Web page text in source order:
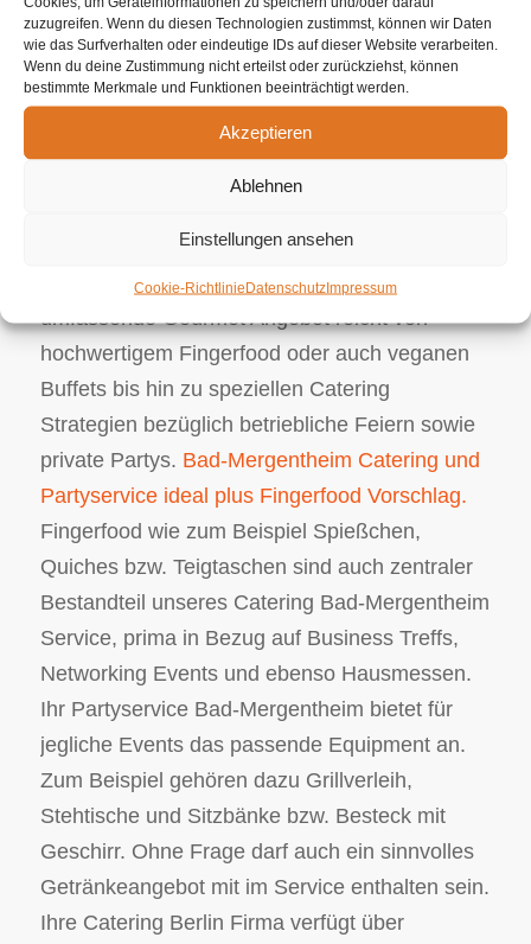
zuzugreifen. Wenn du diesen Technologien zustimmst, können wir Daten
wie das Surfverhalten oder eindeutige IDs auf dieser Website verarbeiten.
Wenn du deine Zustimmung nicht erteilst oder zurückziehst, können
bestimmte Merkmale und Funktionen beeinträchtigt werden.
Akzeptieren
Ablehnen
Einstellungen ansehen
Cookie-RichtlinieDatenschutzImpressum
genau überprüft und kommen von sehr guten
Lieferanten. Wir als Ihr Caterer veranstalten
und begleiten Ihr bevorstehendes Geschehnis.
Ungeachtet dessen, ob es sich dabei um das
Hochzeitscatering oder auch
ist da, um sämtliche Wünsche mit Bravour und
Versiertheit zu gewährleisten. Dieses
umfassende Gourmet Angebot reicht von
hochwertigem Fingerfood oder auch veganen
Buffets bis hin zu speziellen Catering
Strategien bezüglich betriebliche Feiern sowie
private Partys. Bad-Mergentheim Catering und
Partyservice ideal plus Fingerfood Vorschlag.
Fingerfood wie zum Beispiel Spießchen,
Quiches bzw. Teigtaschen sind auch zentraler
Bestandteil unseres Catering Bad-Mergentheim
Service, prima in Bezug auf Business Treffs,
Networking Events und ebenso Hausmessen.
Ihr Partyservice Bad-Mergentheim bietet für
jegliche Events das passende Equipment an.
Zum Beispiel gehören dazu Grillverleih,
Stehtische und Sitzbänke bzw. Besteck mit
Geschirr. Ohne Frage darf auch ein sinnvolles
Getränkeangebot mit im Service enthalten sein.
Ihre Catering Berlin Firma verfügt über